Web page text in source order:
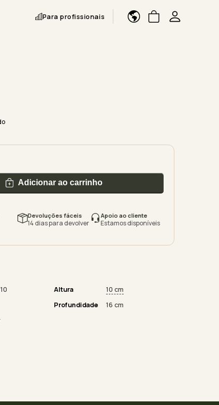
Para profissionais
Adicionar ao carrinho
Devoluções fáceis
14 dias para devolver
Apoio ao cliente
Estamos disponíveis
Altura
10 cm
Profundidade
16 cm